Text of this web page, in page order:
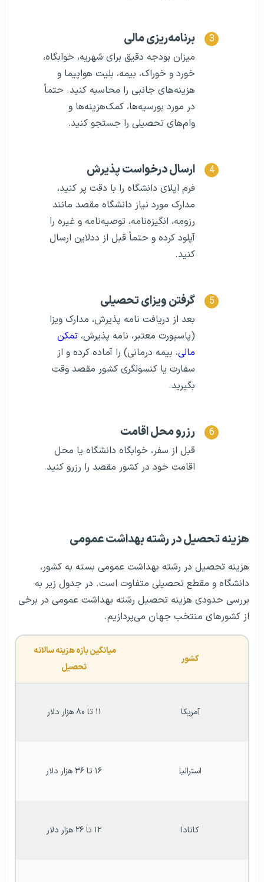
برنامه‌ریزی مالی
میزان بودجه دقیق برای شهریه، خوابگاه،
خورد و خوراک، بیمه، بلیت هواپیما و
هزینه‌های جانبی را محاسبه کنید. حتماً
در مورد بورسیه‌ها، کمک‌هزینه‌ها و
وام‌های تحصیلی را جستجو کنید.
ارسال درخواست پذیرش
فرم اپلای دانشگاه را با دقت پر کنید،
مدارک مورد نیاز دانشگاه مقصد مانند
رزومه، انگیزه‌نامه، توصیه‌نامه و غیره را
آپلود کرده و حتماً قبل از ددلاین ارسال
کنید.
گرفتن ویزای تحصیلی
بعد از دریافت نامه پذیرش، مدارک ویزا
(پاسپورت معتبر، نامه پذیرش، تمکن
مالی، بیمه درمانی) را آماده کرده و از
سفارت یا کنسولگری کشور مقصد وقت
بگیرید.
رزرو محل اقامت
قبل از سفر، خوابگاه دانشگاه یا محل
اقامت خود در کشور مقصد را رزرو کنید.
هزینه تحصیل در رشته بهداشت عمومی
هزینه تحصیل در رشته بهداشت عمومی بسته به کشور،
دانشگاه و مقطع تحصیلی متفاوت است. در جدول زیر به
بررسی حدودی هزینه تحصیل رشته بهداشت عمومی در برخی
از کشورهای منتخب جهان می‌پردازیم.
کشور
تحصیل
آمریکا ۱۱ تا ۸۰ هزار دلار
استرالیا ۱۶ تا ۳۶ هزار دلار
کانادا ۱۲ تا ۲۶ هزار دلار